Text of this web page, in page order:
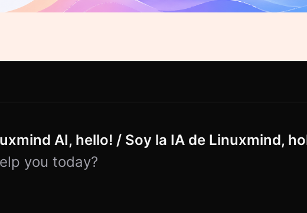
AI, hello! / Soy la IA de Linuxmind,
you today?